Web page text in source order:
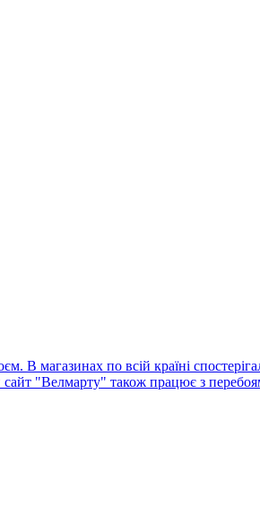
магазинах по всій країні
сайт "Велмарту" також працює з